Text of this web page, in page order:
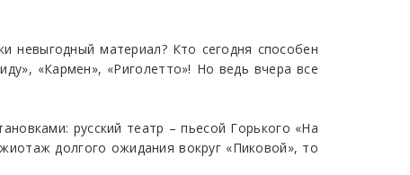
невыгодный материал? Кто сегодня способен
«Кармен», «Риголетто»! Но ведь вчера все
русский театр – пьесой Горького «На
долгого ожидания вокруг «Пиковой», то